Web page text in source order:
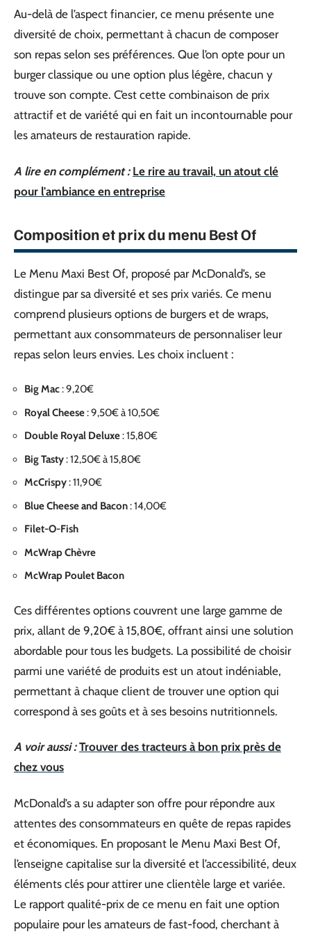
Au-delà de l’aspect financier, ce menu présente une
diversité de choix, permettant à chacun de composer
son repas selon ses préférences. Que l’on opte pour un
burger classique ou une option plus légère, chacun y
trouve son compte. C’est cette combinaison de prix
attractif et de variété qui en fait un incontournable pour
les amateurs de restauration rapide.
A lire en complément : Le rire au travail, un atout clé
pour l'ambiance en entreprise
Composition et prix du menu Best Of
Le Menu Maxi Best Of, proposé par McDonald’s, se
distingue par sa diversité et ses prix variés. Ce menu
comprend plusieurs options de burgers et de wraps,
permettant aux consommateurs de personnaliser leur
repas selon leurs envies. Les choix incluent :
Big Mac: 9,20€
Royal Cheese: 9,50€ à 10,50€
Double Royal Deluxe: 15,80€
Big Tasty: 12,50€ à 15,80€
McCrispy: 11,90€
Blue Cheese and Bacon: 14,00€
Filet-O-Fish
McWrap Chèvre
McWrap Poulet Bacon
Ces différentes options couvrent une large gamme de
prix, allant de 9,20€ à 15,80€, offrant ainsi une solution
abordable pour tous les budgets. La possibilité de choisir
parmi une variété de produits est un atout indéniable,
permettant à chaque client de trouver une option qui
correspond à ses goûts et à ses besoins nutritionnels.
A voir aussi : Trouver des tracteurs à bon prix près de
chez vous
McDonald’s a su adapter son offre pour répondre aux
attentes des consommateurs en quête de repas rapides
et économiques. En proposant le Menu Maxi Best Of,
l’enseigne capitalise sur la diversité et l’accessibilité, deux
éléments clés pour attirer une clientèle large et variée.
Le rapport qualité-prix de ce menu en fait une option
populaire pour les amateurs de fast-food, cherchant à